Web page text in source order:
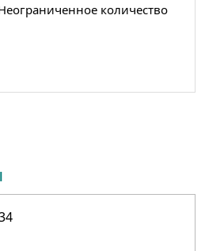
количество